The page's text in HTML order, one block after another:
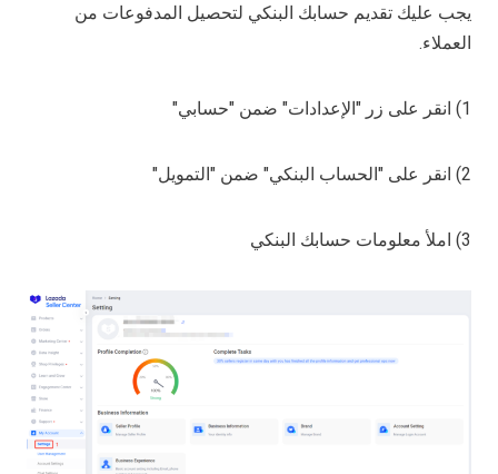
يجب عليك تقديم حسابك البنكي لتحصيل المدفوعات من
العملاء.
1) انقر على زر "الإعدادات" ضمن "حسابي"
2) انقر على "الحساب البنكي" ضمن "التمويل"
3) املأ معلومات حسابك البنكي